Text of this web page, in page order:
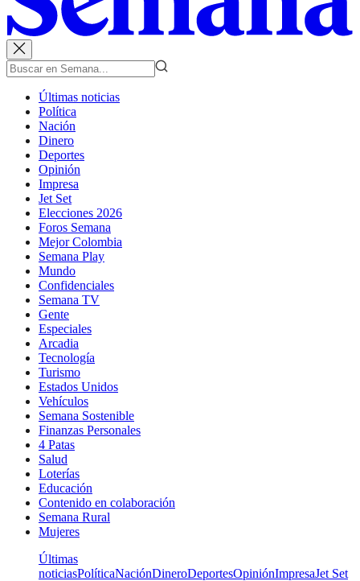
Últimas noticias
Política
Nación
Dinero
Deportes
Opinión
Impresa
Jet Set
Elecciones 2026
Foros Semana
Mejor Colombia
Semana Play
Mundo
Confidenciales
Semana TV
Gente
Especiales
Arcadia
Tecnología
Turismo
Estados Unidos
Vehículos
Semana Sostenible
Finanzas Personales
4 Patas
Salud
Loterías
Educación
Contenido en colaboración
Semana Rural
Mujeres
Últimas
noticiasPolíticaNaciónDineroDeportesOpiniónImpresaJet Set